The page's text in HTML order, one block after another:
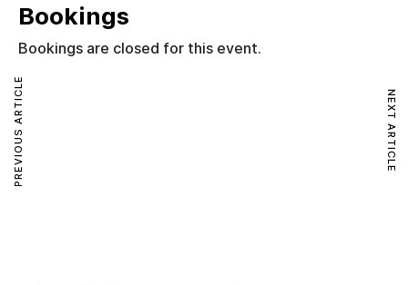
Bookings
Bookings are closed for this event.
PREVIOUS ARTICLE NEXT ARTICLE